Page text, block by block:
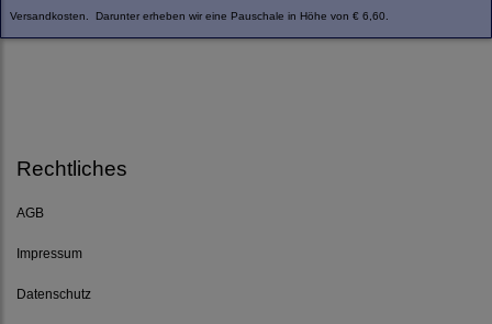
Versandkosten. Darunter erheben wir eine Pauschale in Höhe von € 6,60.
Rechtliches
AGB
Impressum
Datenschutz